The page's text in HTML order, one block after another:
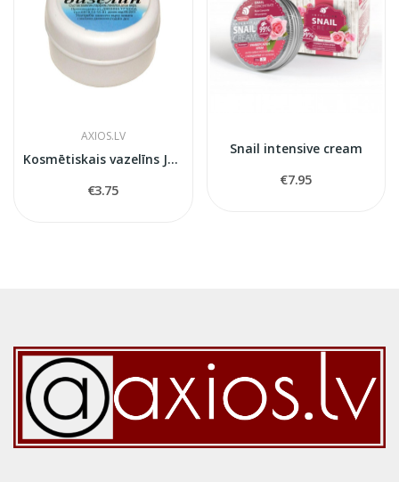
AXIOS.LV
Kosmētiskais vazelīns Jenny
€3.75
Snail intensive cream
€7.95